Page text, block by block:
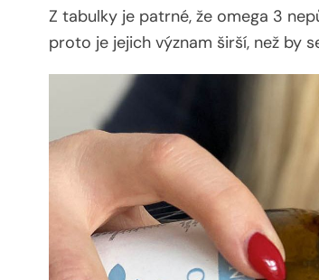
Z tabulky je patrné, že omega 3
proto je jejich význam širší, než by